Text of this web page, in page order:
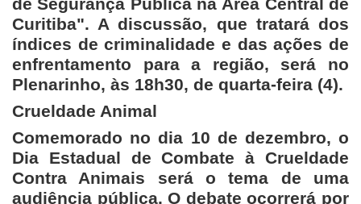
de Segurança Pública na Área Central de
Curitiba". A discussão, que tratará dos
índices de criminalidade e das ações de
enfrentamento para a região, será no
Plenarinho, às 18h30, de quarta-feira (4).
Crueldade Animal
Comemorado no dia 10 de dezembro, o
Dia Estadual de Combate à Crueldade
Contra Animais será o tema de uma
audiência pública. O debate ocorrerá por